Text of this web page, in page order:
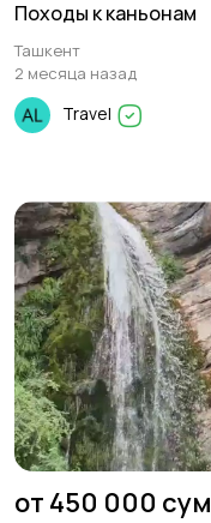
Походы к каньонам
Ташкент
2 месяца назад
Travel
от 450 000 сум